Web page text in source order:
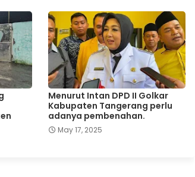
Menurut Intan DPD II Golkar
Kabupaten Tangerang perlu
adanya pembenahan.
May 17, 2025